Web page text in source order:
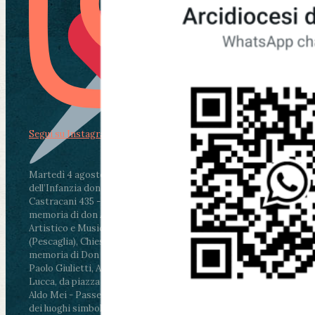
Martedì 4 agosto2026
ore 11:30 - Lucca, Scuola
dell’Infanzia don Aldo Mei - Viale Castruccio
Castracani 435 - Inaugurazione murales in
memoria di don Aldo Mei curato dal Liceo
Artistico e Musicale “Passaglia”
ore 18 - Fiano
(Pescaglia), Chiesa parrocchiale - Messa in
memoria di Don Aldo Mei celebrata da mons.
Paolo Giulietti, Arcivescovo di Lucca
ore 20.30 -
Lucca, da piazza San Michele al Cippo di don
Aldo Mei - Passeggiata della Memoria in alcuni
dei luoghi simbolo della città. Ritrovo alle ore
Segui su Instagram